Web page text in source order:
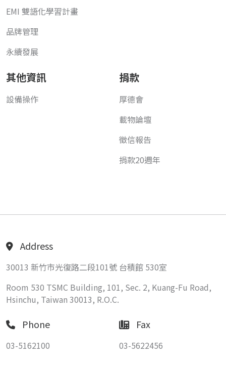
EMI 雙語化學習計畫
品牌管理
永續發展
其他資訊
設備操作
捐款
厚德會
載物論壇
徵信報告
捐款20週年
Address
30013 新竹市光復路二段101號 台積館 530室
Room 530 TSMC Building, 101, Sec. 2, Kuang-Fu Road,
Hsinchu, Taiwan 30013, R.O.C.
Phone
03-5162100
Fax
03-5622456